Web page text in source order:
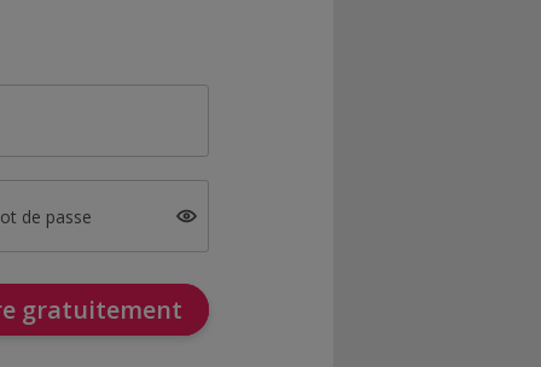
de passe
gratuitement